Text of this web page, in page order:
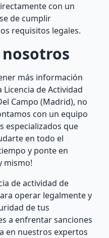
con un
de cumplir
requisitos legales.
más información
de Actividad
Campo (Madrid), no
con un equipo
especializados que
en todo el
y ponte en
mismo!
de actividad de
operar legalmente y
de tus
a enfrentar sanciones
en nuestros expertos